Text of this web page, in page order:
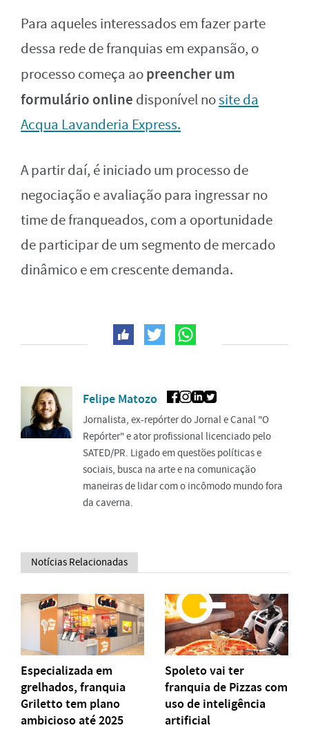
Para aqueles interessados em fazer parte
dessa rede de franquias em expansão, o
processo começa aopreencher um
formulário online disponível nosite da
Acqua Lavanderia Express.
A partir daí, é iniciado um processo de
negociação e avaliação para ingressar no
time de franqueados, com a oportunidade
de participar de um segmento de mercado
dinâmico e em crescente demanda.
Felipe Matozo
Jornalista, ex-repórter do Jornal e Canal "O
Repórter" e ator profissional licenciado pelo
SATED/PR. Ligado em questões políticas e
sociais, busca na arte e na comunicação
maneiras de lidar com o incômodo mundo fora
da caverna.
Notícias Relacionadas
Especializada em
grelhados, franquia
Griletto tem plano
ambicioso até 2025
Spoleto vai ter
franquia de Pizzas com
uso de inteligência
artificial